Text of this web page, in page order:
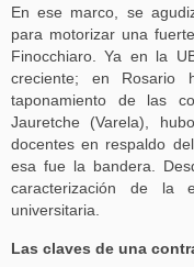
En ese marco, se
para motorizar una
Finocchiaro. Ya en la
creciente; en Rosario
taponamiento de las
Jauretche (Varela),
docentes en respaldo
esa fue la bandera.
caracterización de la
universitaria.
Las claves de una